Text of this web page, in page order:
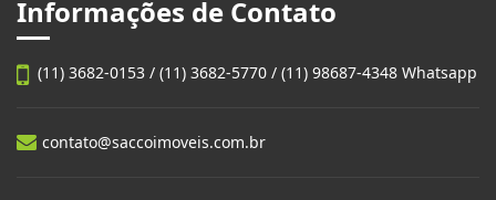
Informações de Contato
(11) 3682-0153 / (11) 3682-5770 / (11) 98687-4348 Whatsapp
contato@saccoimoveis.com.br